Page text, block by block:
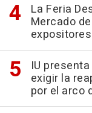
La Feria
Mercado
expositores
IU
exigir la
por el arco